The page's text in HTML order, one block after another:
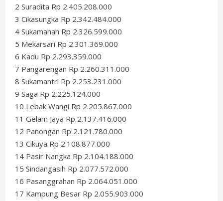
2 Suradita Rp 2.405.208.000
3 Cikasungka Rp 2.342.484.000
4 Sukamanah Rp 2.326.599.000
5 Mekarsari Rp 2.301.369.000
6 Kadu Rp 2.293.359.000
7 Pangarengan Rp 2.260.311.000
8 Sukamantri Rp 2.253.231.000
9 Saga Rp 2.225.124.000
10 Lebak Wangi Rp 2.205.867.000
11 Gelam Jaya Rp 2.137.416.000
12 Panongan Rp 2.121.780.000
13 Cikuya Rp 2.108.877.000
14 Pasir Nangka Rp 2.104.188.000
15 Sindangasih Rp 2.077.572.000
16 Pasanggrahan Rp 2.064.051.000
17 Kampung Besar Rp 2.055.903.000